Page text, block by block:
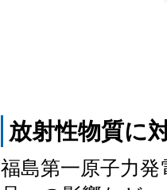
放射性物質に
福島第一原子力